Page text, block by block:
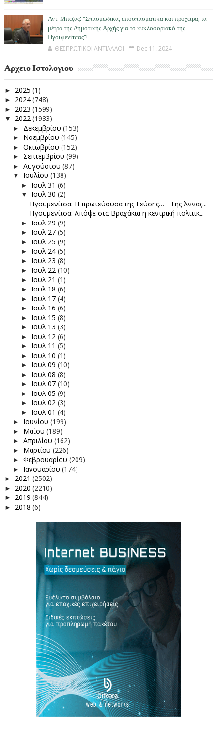
Αντ. Μπέζας: "Σπασμωδικά, αποσπασματικά και πρόχειρα, τα
μέτρα της Δημοτικής Αρχής για το κυκλοφοριακό της
Ηγουμενίτσας"!
ΘΕΣΠΡΩΤΙΚΟΙ ΑΝΤΙΛΑΛΟΙ Dec 11, 2024
Αρχειο Ιστολογιου
► 2025 (1)
► 2024 (748)
► 2023 (1599)
▼ 2022 (1933)
► Δεκεμβρίου (153)
► Νοεμβρίου (145)
► Οκτωβρίου (152)
► Σεπτεμβρίου (99)
► Αυγούστου (87)
▼ Ιουλίου (138)
► Ιουλ 31 (6)
▼ Ιουλ 30 (2)
Ηγουμενίτσα: Η πρωτεύουσα της Γεύσης… - Της Άννας...
Ηγουμενίτσα: Απόψε στα Βραχάκια η κεντρική πολιτικ...
► Ιουλ 29 (9)
► Ιουλ 27 (5)
► Ιουλ 25 (9)
► Ιουλ 24 (5)
► Ιουλ 23 (8)
► Ιουλ 22 (10)
► Ιουλ 21 (1)
► Ιουλ 18 (6)
► Ιουλ 17 (4)
► Ιουλ 16 (6)
► Ιουλ 15 (8)
► Ιουλ 13 (3)
► Ιουλ 12 (6)
► Ιουλ 11 (5)
► Ιουλ 10 (1)
► Ιουλ 09 (10)
► Ιουλ 08 (8)
► Ιουλ 07 (10)
► Ιουλ 05 (9)
► Ιουλ 02 (3)
► Ιουλ 01 (4)
► Ιουνίου (199)
► Μαΐου (189)
► Απριλίου (162)
► Μαρτίου (226)
► Φεβρουαρίου (209)
► Ιανουαρίου (174)
► 2021 (2502)
► 2020 (2210)
► 2019 (844)
► 2018 (6)